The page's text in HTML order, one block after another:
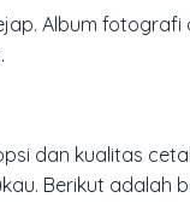
Album
dan kualitas
Berikut adalah